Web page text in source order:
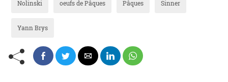
Nolinski oeufs de Pâques Pâques Sinner
Yann Brys